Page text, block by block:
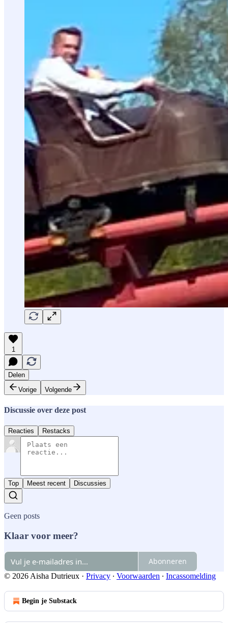
1
Delen
Vorige
Volgende
Discussie over deze post
Reacties Restacks
Top Meest recent Discussies
Geen posts
Klaar voor meer?
Abonneren
© 2026 Aisha Dutrieux · Privacy ∙ Voorwaarden ∙ Incassomelding
Begin je Substack